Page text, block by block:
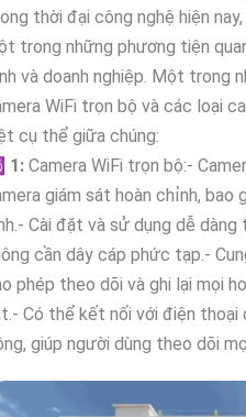
thời đại công nghệ hiện
trong những phương tiện
và doanh nghiệp. Một trong
WiFi trọn bộ và các loại
cụ thể giữa chúng:
1: Camera WiFi trọn bộ:-
giám sát hoàn chỉnh, bao
Cài đặt và sử dụng dễ
cần dây cáp phức tạp.-
phép theo dõi và ghi lại mọi
Có thể kết nối với điện thoại
giúp người dùng theo dõi